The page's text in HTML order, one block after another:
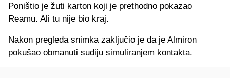
Poništio je žuti karton koji je prethodno pokazao
Reamu. Ali tu nije bio kraj.
Nakon pregleda snimka zaključio je da je Almiron
pokušao obmanuti sudiju simuliranjem kontakta.